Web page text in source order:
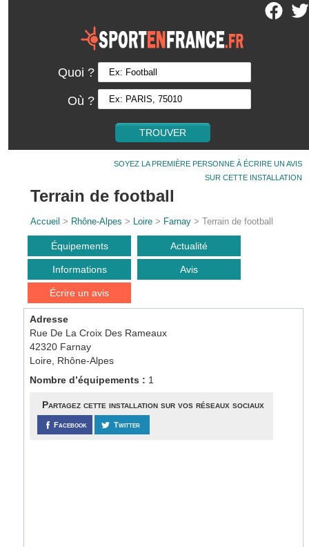
Quoi ?
Où ?
SOYEZ LA PREMIÈRE PERSONNE À ÉCRIRE UN AVIS
SUR CETTE INSTALLATION
Terrain de football
Accueil > Rhône-Alpes > Loire > Farnay > Terrain de football
Équipements Actualité
Informations Avis
Écrire un avis
Adresse
Rue De La Croix Des Rameaux
42320 Farnay
Loire, Rhône-Alpes
Nombre d’équipements : 1
Partagez cette installation sur vos réseaux sociaux
Facebook Twitter